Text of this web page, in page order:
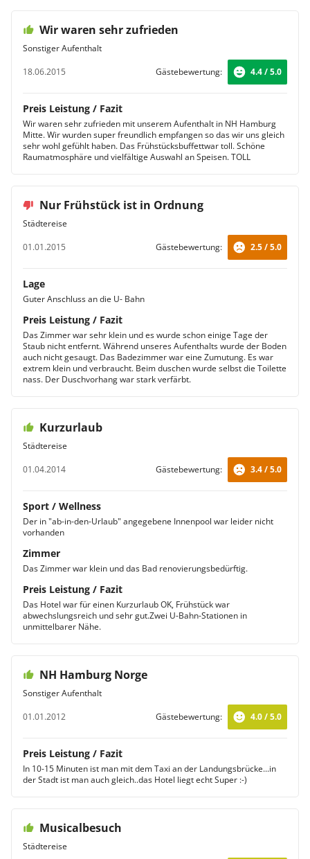
Wir waren sehr zufrieden
Sonstiger Aufenthalt
18.06.2015
Gästebewertung: 4.4 / 5.0
Preis Leistung / Fazit
Wir waren sehr zufrieden mit unserem Aufenthalt in NH Hamburg
Mitte. Wir wurden super freundlich empfangen so das wir uns gleich
sehr wohl gefühlt haben. Das Frühstücksbuffettwar toll. Schöne
Raumatmosphäre und vielfältige Auswahl an Speisen. TOLL
Nur Frühstück ist in Ordnung
Städtereise
01.01.2015
Gästebewertung: 2.5 / 5.0
Lage
Guter Anschluss an die U- Bahn
Preis Leistung / Fazit
Das Zimmer war sehr klein und es wurde schon einige Tage der
Staub nicht entfernt. Während unseres Aufenthalts wurde der Boden
auch nicht gesaugt. Das Badezimmer war eine Zumutung. Es war
extrem klein und verbraucht. Beim duschen wurde selbst die Toilette
nass. Der Duschvorhang war stark verfärbt.
Kurzurlaub
Städtereise
01.04.2014
Gästebewertung: 3.4 / 5.0
Sport / Wellness
Der in "ab-in-den-Urlaub" angegebene Innenpool war leider nicht
vorhanden
Zimmer
Das Zimmer war klein und das Bad renovierungsbedürftig.
Preis Leistung / Fazit
Das Hotel war für einen Kurzurlaub OK, Frühstück war
abwechslungsreich und sehr gut.Zwei U-Bahn-Stationen in
unmittelbarer Nähe.
NH Hamburg Norge
Sonstiger Aufenthalt
01.01.2012
Gästebewertung: 4.0 / 5.0
Preis Leistung / Fazit
In 10-15 Minuten ist man mit dem Taxi an der Landungsbrücke...in
der Stadt ist man auch gleich..das Hotel liegt echt Super :-)
Musicalbesuch
Städtereise